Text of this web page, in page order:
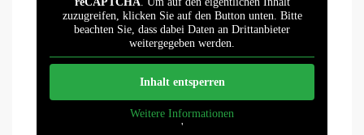
zuzugreifen, klicken Sie auf den Button unten. Bitte
beachten Sie, dass dabei Daten an Drittanbieter
weitergegeben werden.
Inhalt entsperren
Weitere Informationen
'